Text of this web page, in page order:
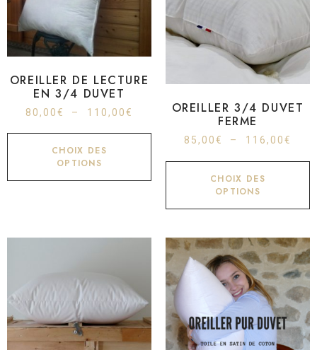
OREILLER DE LECTURE
EN 3/4 DUVET
80,00€ – 110,00€
CHOIX DES
OPTIONS
OREILLER 3/4 DUVET
FERME
85,00€ – 116,00€
CHOIX DES
OPTIONS